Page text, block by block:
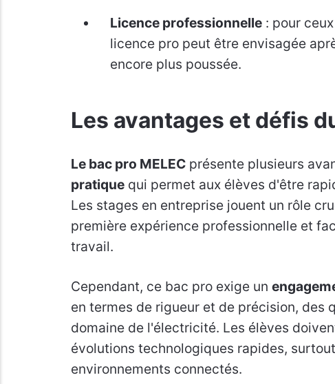
Licence professionnelle: pour
licence pro peut être envisagée
encore plus poussée.
Les avantages et défis
Le bac pro MELECprésente plusieurs
pratiquequi permet aux élèves d'être
Les stages en entreprise jouent un rôle
première expérience professionnelle et
travail.
Cependant, ce bac pro exige un
en termes de rigueur et de précision, des
domaine de l'électricité. Les élèves
évolutions technologiques rapides,
environnements connectés.